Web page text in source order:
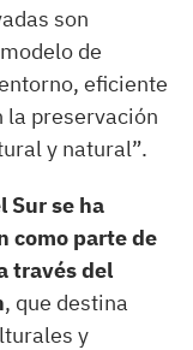
son
de
eficiente
la preservación
y natural”.
Sur se ha
como parte de
través del
, que destina
y